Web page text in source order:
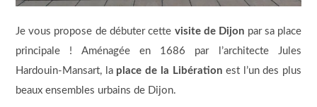
Je vous propose de débuter cette visite de Dijon par sa place
principale ! Aménagée en 1686 par l’architecte Jules
Hardouin-Mansart, la place de la Libérationest l’un des plus
beaux ensembles urbains de Dijon.